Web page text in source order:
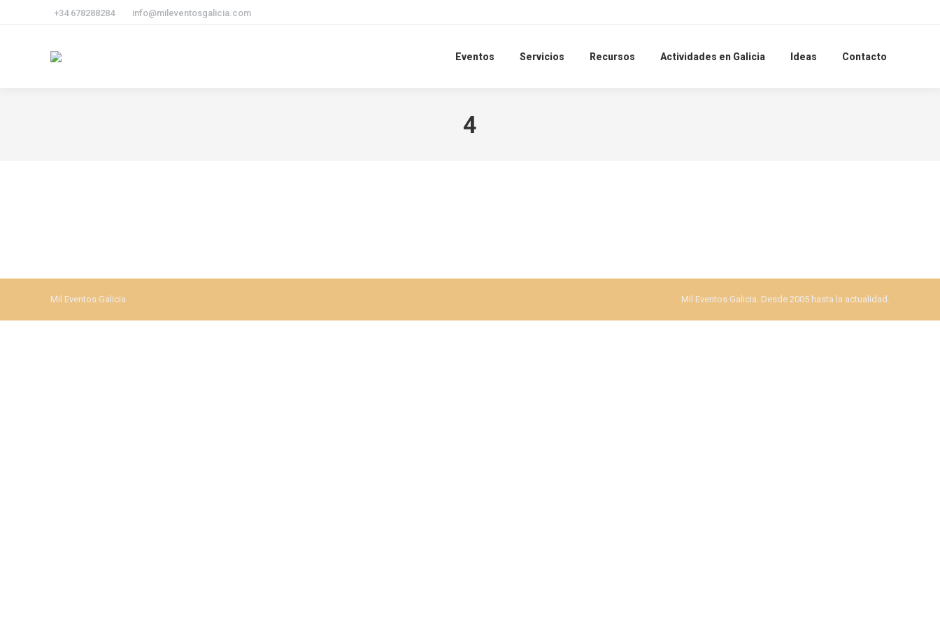
+34 678288284 info@mileventosgalicia.com
Eventos Servicios Recursos Actividades en Galicia Ideas Contacto
4
Mil Eventos Galicia Mil Eventos Galicia. Desde 2005 hasta la actualidad.